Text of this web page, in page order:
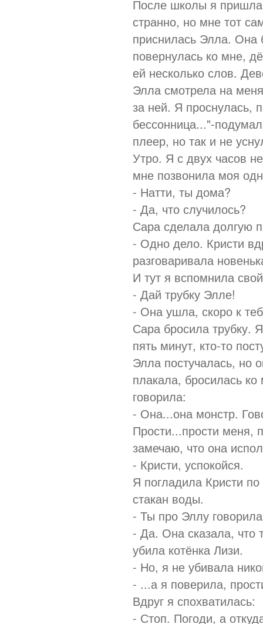
После школы я пришла
странно, но мне тот
приснилась Элла. Она
повернулась ко мне,
ей несколько слов.
Элла смотрела на
за ней. Я проснулась,
бессонница..."-
плеер, но так и не
Утро. Я с двух часов
мне позвонила моя
- Натти, ты дома?
- Да, что случилось?
Сара сделала долгую
- Одно дело. Кристи
разговаривала
И тут я вспомнила
- Дай трубку Элле!
- Она ушла, скоро к
Сара бросила трубку.
пять минут, кто-то
Элла постучалась, но
плакала, бросилась
говорила:
- Она...она монстр.
Прости...прости меня,
замечаю, что она
- Кристи, успокойся.
Я погладила Кристи
стакан воды.
- Ты про Эллу
- Да. Она сказала, что
убила котёнка Лизи.
- Но, я не убивала
- ...а я поверила,
Вдруг я спохватилась:
- Стоп. Погоди, а